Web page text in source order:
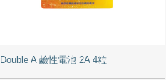
M&G 晨光 AEQ96748 實惠型段狀碎紙